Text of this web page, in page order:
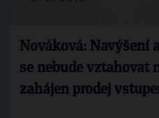
Nováková: Navýšení
se nebude vztahovat
zahájen prodej